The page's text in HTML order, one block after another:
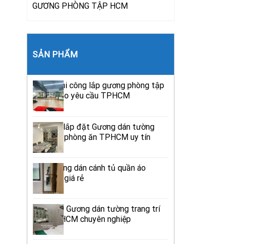
GƯƠNG PHÒNG TẬP HCM
SẢN PHẨM
Đơn vị thi công lắp gương phòng tập
nhảy theo yêu cầu TPHCM
Công ty lắp đặt Gương dán tường
trang trí phòng ăn TPHCM uy tín
Bán Gương dán cánh tủ quần áo
TPHCM giá rẻ
Thi công Gương dán tường trang trí
Spa TPHCM chuyên nghiệp